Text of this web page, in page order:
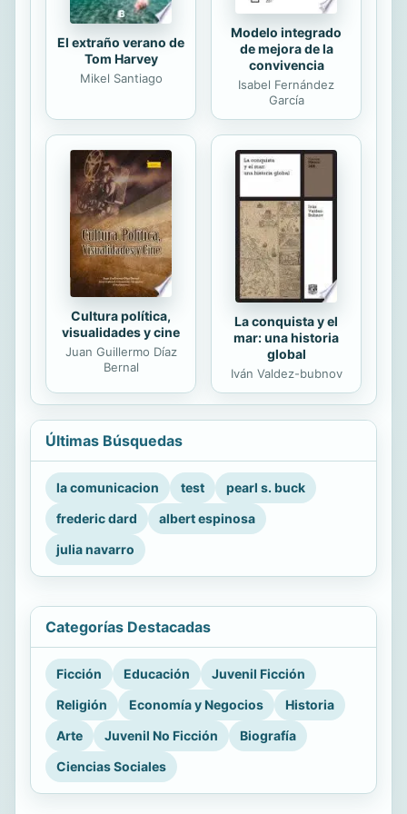
El extraño verano de
Tom Harvey
Mikel Santiago
Modelo integrado
de mejora de la
convivencia
Isabel Fernández
García
Cultura política,
visualidades y cine
Juan Guillermo Díaz
Bernal
La conquista y el
mar: una historia
global
Iván Valdez-bubnov
Últimas Búsquedas
la comunicacion test
pearl s. buck
frederic dard
albert espinosa
julia navarro
Categorías Destacadas
Ficción Educación
Juvenil Ficción
Religión
Economía y Negocios
Historia
Arte
Juvenil No Ficción
Biografía
Ciencias Sociales